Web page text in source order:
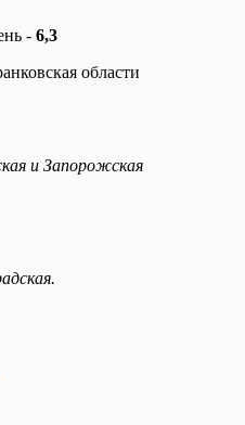
- 6,3
области
и Запорожская